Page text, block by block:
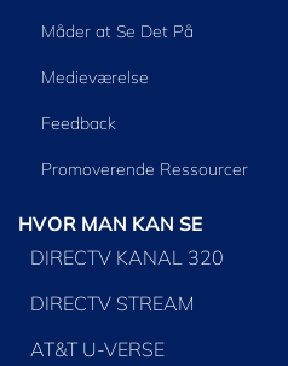
Måder at Se Det På
Medieværelse
Feedback
Promoverende Ressourcer
HVOR MAN KAN SE
DIRECTV KANAL 320
DIRECTV STREAM
AT&T U-VERSE